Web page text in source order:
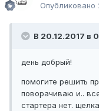
Опубликовано
В 20.12.2017 в
день добрый!
помогите решить
поворачиваю и..
стартера нет.